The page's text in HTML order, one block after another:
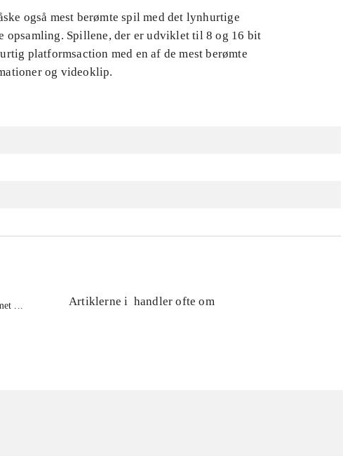
også mest berømte spil med det lynhurtige
opsamling. Spillene, der er udviklet til 8 og 16 bit
platformsaction med en af de mest berømte
og videoklip.
...
Artiklerne i handler ofte om